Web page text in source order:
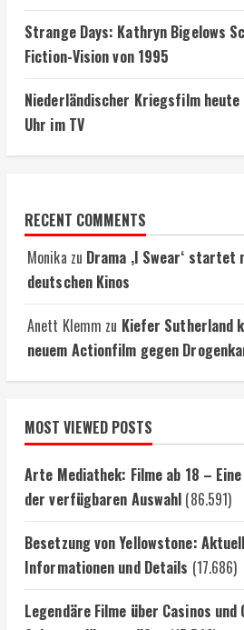
Strange Days: Kathryn Bigelows
Fiction-Vision von 1995
Niederländischer Kriegsfilm heute
Uhr im TV
RECENT COMMENTS
Monika zu Drama ‚I Swear‘ startet
deutschen Kinos
Anett Klemm zu Kiefer Sutherland
neuem Actionfilm gegen
MOST VIEWED POSTS
Arte Mediathek: Filme ab 18 –
der verfügbaren Auswahl (86.591)
Besetzung von Yellowstone:
Informationen und Details (17.686)
Legendäre Filme über Casinos und